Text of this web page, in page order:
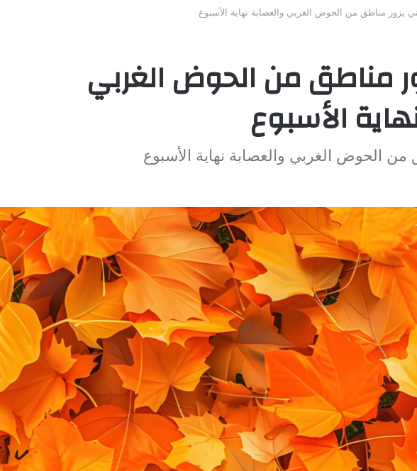
يزور مناطق من الحوض الغربي والعصابة نهاية الأسبوع
مناطق من الحوض الغربي
الأسبوع
الحوض الغربي والعصابة نهاية الأسبوع